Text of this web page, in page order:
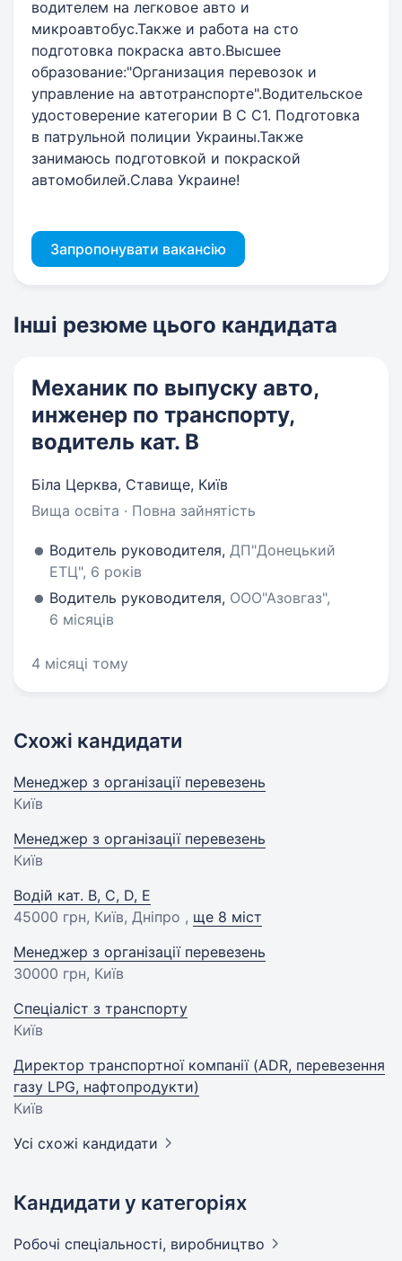
водителем на легковое авто и
микроавтобус.Также и работа на сто
подготовка покраска авто.Высшее
образование:"Организация перевозок и
управление на автотранспорте".Водительское
удостоверение категории В С С1. Подготовка
в патрульной полиции Украины.Также
занимаюсь подготовкой и покраской
автомобилей.Слава Украине!
Запропонувати вакансію
Інші резюме цього кандидата
Механик по выпуску авто,
инженер по транспорту,
водитель кат. В
Біла Церква, Ставище, Київ
Вища освіта · Повна зайнятість
Водитель руководителя, ДП"Донецький
ЕТЦ", 6 років
Водитель руководителя, ООО"Азовгаз",
6 місяців
4 місяці тому
Схожі кандидати
Менеджер з організації перевезень
Київ
Менеджер з організації перевезень
Київ
Водій кат. B, C, D, E
45000 грн, Київ, Дніпро , ще 8 міст
Менеджер з організації перевезень
30000 грн, Київ
Спеціаліст з транспорту
Київ
Директор транспортної компанії (ADR, перевезення
газу LPG, нафтопродукти)
Київ
Усі схожі кандидати
Кандидати у категоріях
Робочі спеціальності, виробництво